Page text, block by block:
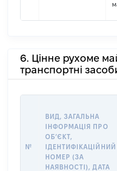
6. Цінне рухоме
транспортні
№
ВИД, ЗАГАЛЬНА
ІНФОРМАЦІЯ ПРО
ОБʼЄКТ,
ІДЕНТИФІКАЦІЙНИЙ
НОМЕР (ЗА
НАЯВНОСТІ), ДАТА